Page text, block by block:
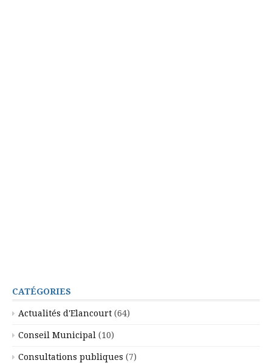
CATÉGORIES
Actualités d'Elancourt (64)
Conseil Municipal (10)
Consultations publiques (7)